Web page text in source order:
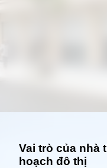
Vai trò của nhà
hoạch đô thị